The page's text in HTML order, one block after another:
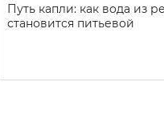
Путь капли: как вода из
становится питьевой